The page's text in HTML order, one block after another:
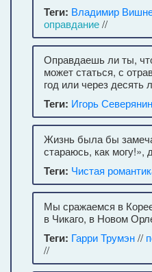
Теги: Владимир
оправдание//
Оправдаешь ли ты,
может статься, с
год или через
Теги: Игорь Северянин
Жизнь была бы
стараюсь, как могу!»,
Теги: Чистая
Мы сражаемся в
в Чикаго, в Новом
Теги: Гарри Трумэн//
//